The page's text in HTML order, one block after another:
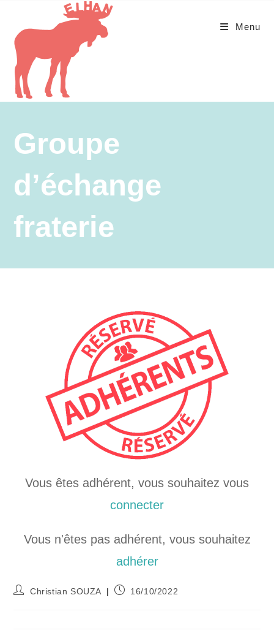
Menu
Groupe
d’échange
fraterie
Vous êtes adhérent, vous souhaitez vous
connecter
Vous n'êtes pas adhérent, vous souhaitez
adhérer
Christian SOUZA 16/10/2022